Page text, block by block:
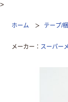
>
ホーム テープ/
メーカー スーパー